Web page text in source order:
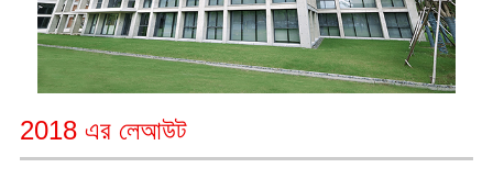
2018 এর লেআউট